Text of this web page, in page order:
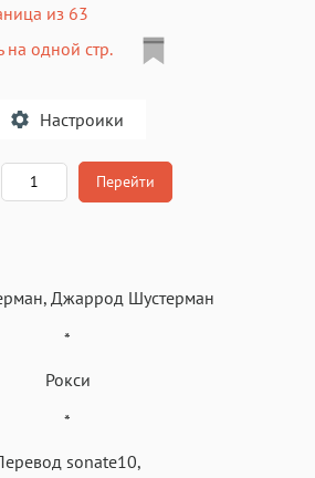
из 63
на одной стр.
Настроики
Fira Sans
Перейти
Джаррод Шустерман
*
Рокси
*
sonate10,